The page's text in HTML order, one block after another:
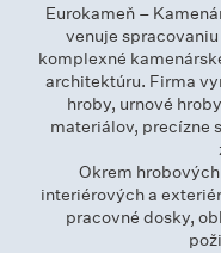
Eurokameň –
venuje
komplexné
architektúru. Firma
hroby, urnové
materiálov, precízne
Okrem
interiérových a
pracovné dosky,